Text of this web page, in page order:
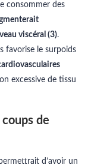
consommer des
viscéral (3).
favorise le surpoids
excessive de tissu
de
d’avoir un